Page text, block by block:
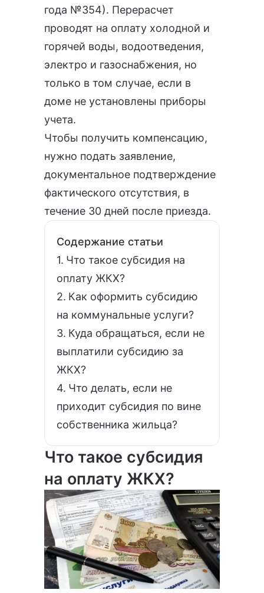
года №354). Перерасчет
проводят на оплату холодной и
горячей воды, водоотведения,
электро и газоснабжения, но
только в том случае, если в
доме не установлены приборы
учета.
Чтобы получить компенсацию,
нужно подать заявление,
документальное подтверждение
фактического отсутствия, в
течение 30 дней после приезда.
Содержание статьи
Что такое субсидия на
оплату ЖКХ?
Как оформить субсидию
на коммунальные услуги?
Куда обращаться, если не
выплатили субсидию за
ЖКХ?
Что делать, если не
приходит субсидия по вине
собственника жильца?
Что такое субсидия
на оплату ЖКХ?